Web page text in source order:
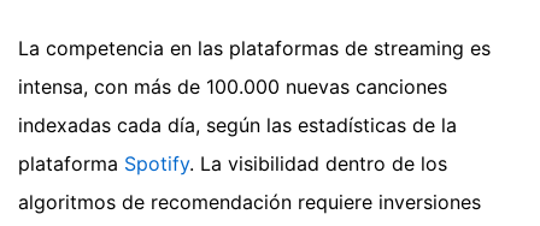
La competencia en las plataformas de streaming es
intensa, con más de 100.000 nuevas canciones
indexadas cada día, según las estadísticas de la
plataforma Spotify. La visibilidad dentro de los
algoritmos de recomendación requiere inversiones